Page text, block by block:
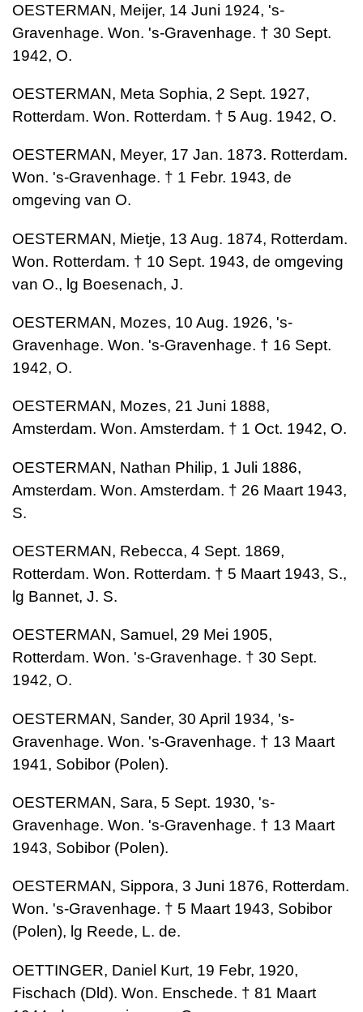
OESTERMAN, Meijer, 14 Juni 1924, 's-
Gravenhage. Won. 's-Gravenhage. † 30 Sept.
1942, O.
OESTERMAN, Meta Sophia, 2 Sept. 1927,
Rotterdam. Won. Rotterdam. † 5 Aug. 1942, O.
OESTERMAN, Meyer, 17 Jan. 1873. Rotterdam.
Won. 's-Gravenhage. † 1 Febr. 1943, de
omgeving van O.
OESTERMAN, Mietje, 13 Aug. 1874, Rotterdam.
Won. Rotterdam. † 10 Sept. 1943, de omgeving
van O., lg Boesenach, J.
OESTERMAN, Mozes, 10 Aug. 1926, 's-
Gravenhage. Won. 's-Gravenhage. † 16 Sept.
1942, O.
OESTERMAN, Mozes, 21 Juni 1888,
Amsterdam. Won. Amsterdam. † 1 Oct. 1942, O.
OESTERMAN, Nathan Philip, 1 Juli 1886,
Amsterdam. Won. Amsterdam. † 26 Maart 1943,
S.
OESTERMAN, Rebecca, 4 Sept. 1869,
Rotterdam. Won. Rotterdam. † 5 Maart 1943, S.,
lg Bannet, J. S.
OESTERMAN, Samuel, 29 Mei 1905,
Rotterdam. Won. 's-Gravenhage. † 30 Sept.
1942, O.
OESTERMAN, Sander, 30 April 1934, 's-
Gravenhage. Won. 's-Gravenhage. † 13 Maart
1941, Sobibor (Polen).
OESTERMAN, Sara, 5 Sept. 1930, 's-
Gravenhage. Won. 's-Gravenhage. † 13 Maart
1943, Sobibor (Polen).
OESTERMAN, Sippora, 3 Juni 1876, Rotterdam.
Won. 's-Gravenhage. † 5 Maart 1943, Sobibor
(Polen), lg Reede, L. de.
OETTINGER, Daniel Kurt, 19 Febr, 1920,
Fischach (Dld). Won. Enschede. † 81 Maart